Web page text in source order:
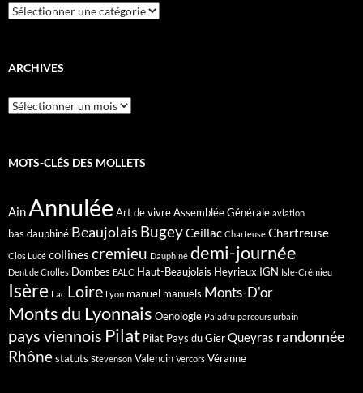
Catégories
ARCHIVES
Archives
MOTS-CLÉS DES MOLLETS
Ain Annulée Art de vivreAssemblée Générale aviation
bas dauphiné Beaujolais BugeyCeillac Charteuse Chartreuse
Clos Lucé collines cremieu Dauphiné demi-journée
Dent de Crolles Dombes EALC Haut-Beaujolais Heyrieux IGN Isle-Crémieu
Isère Lac Loire Lyon manuel manuels Monts-D'or
Monts du Lyonnais Oenologie Paladru parcours urbain
pays viennois Pilat Pilat Pays du GierQueyras randonnée
Rhônestatuts Stevenson Valencin Vercors Véranne